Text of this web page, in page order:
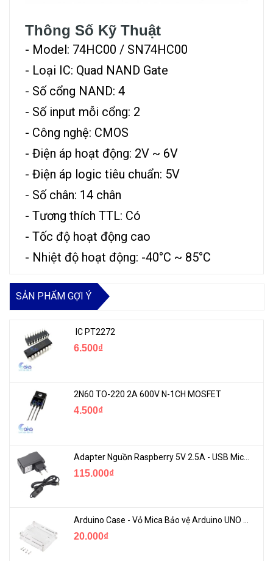
Thông Số Kỹ Thuật
- Model: 74HC00 / SN74HC00
- Loại IC: Quad NAND Gate
- Số cổng NAND: 4
- Số input mỗi cổng: 2
- Công nghệ: CMOS
- Điện áp hoạt động: 2V ~ 6V
- Điện áp logic tiêu chuẩn: 5V
- Số chân: 14 chân
- Tương thích TTL: Có
- Tốc độ hoạt động cao
- Nhiệt độ hoạt động: -40°C ~ 85°C
SẢN PHẨM GỢI Ý
IC PT2272
6.500₫
2N60 TO-220 2A 600V N-1CH MOSFET
4.500₫
115.000₫
20.000₫